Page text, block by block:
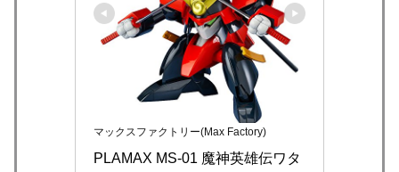
マックスファクトリー(Max Factory)
PLAMAX MS-01 魔神英雄伝ワタ